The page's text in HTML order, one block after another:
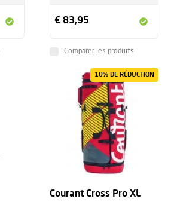
€ 83,95
Comparer les produits
10% DE RÉDUCTION
Courant Cross Pro XL